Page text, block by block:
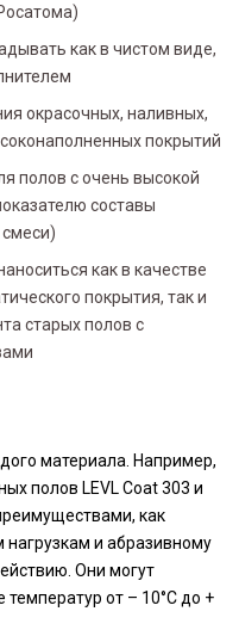
как в чистом виде,
окрасочных, наливных,
покрытий
полов с очень высокой
составы
как в качестве
покрытия, так и
старых полов с
материала. Например,
полов LEVL Coat 303 и
как
нагрузкам и абразивному
Они могут
от – 10°C до +